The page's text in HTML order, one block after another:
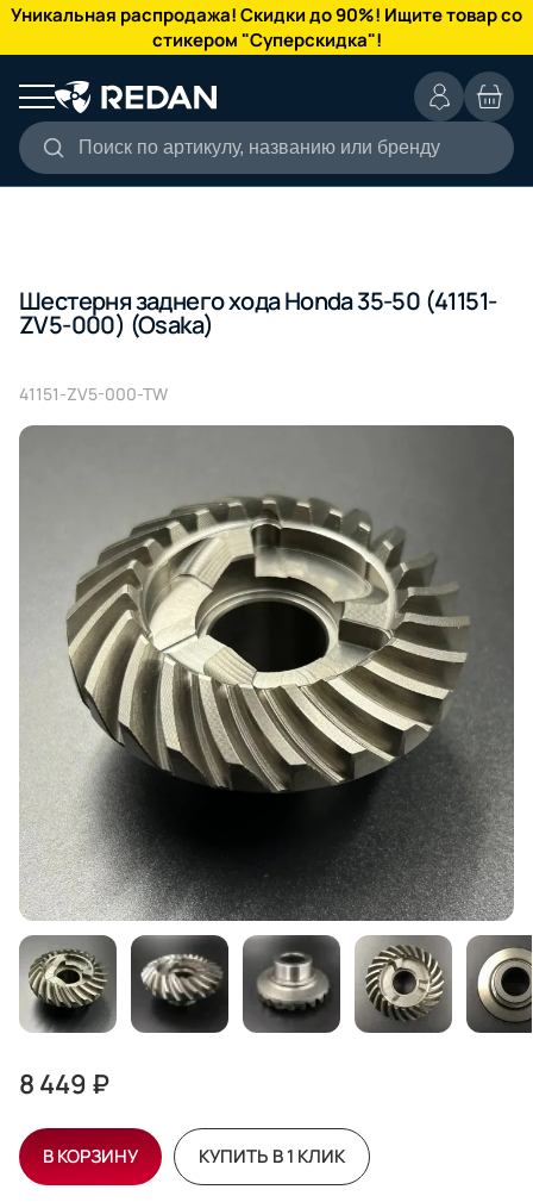
Уникальная распродажа! Скидки до 90%! Ищите товар со
стикером "Суперскидка"!
Поиск по артикулу, названию или бренду
КАТАЛОГ
Шестерня заднего хода Honda 35-50 (41151-
ZV5-000) (Osaka)
41151-ZV5-000-TW
8 449 ₽
В КОРЗИНУ КУПИТЬ В 1 КЛИК